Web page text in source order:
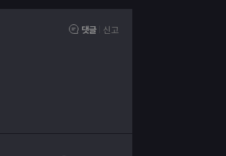
댓글 신고